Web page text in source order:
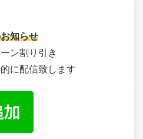
知らせ
ン割り引き
に配信致します